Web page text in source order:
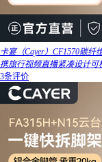
卡宴（Cayer）CF1570碳
携旅行视频直播紧凑设计可
3条评价